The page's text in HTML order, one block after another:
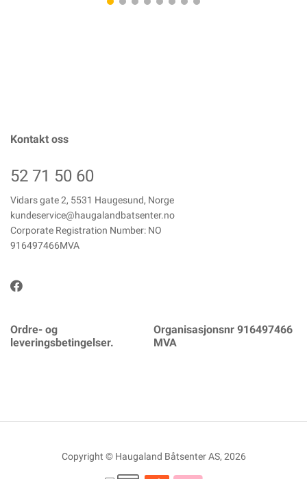
Kontakt oss
52 71 50 60
Vidars gate 2, 5531 Haugesund, Norge
kundeservice@haugalandbatsenter.no
Corporate Registration Number: NO
916497466MVA
Ordre- og
leveringsbetingelser.
Organisasjonsnr 916497466
MVA
Copyright © Haugaland Båtsenter AS, 2026